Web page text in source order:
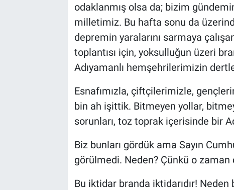
odaklanmış olsa da; bizim
milletimiz. Bu hafta sonu da
depremin yaralarını sarmaya
toplantısı için, yoksulluğun üzeri
Adıyamanlı hemşehrilerimizin
Esnafımızla, çiftçilerimizle,
bin ah işittik. Bitmeyen yollar,
sorunları, toz toprak içerisinde bir
Biz bunları gördük ama Sayın
görülmedi. Neden? Çünkü o zaman
Bu iktidar branda iktidarıdır!